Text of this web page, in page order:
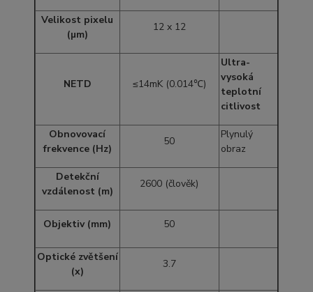
Velikost pixelu
(µm)
12 x 12
NETD ≤14mK (0.014℃)
Ultra-
vysoká
teplotní
citlivost
Obnovovací
frekvence (Hz)
50
Plynulý
obraz
Detekční
vzdálenost (m)
2600 (člověk)
Objektiv (mm) 50
Optické zvětšení
(x)
3.7